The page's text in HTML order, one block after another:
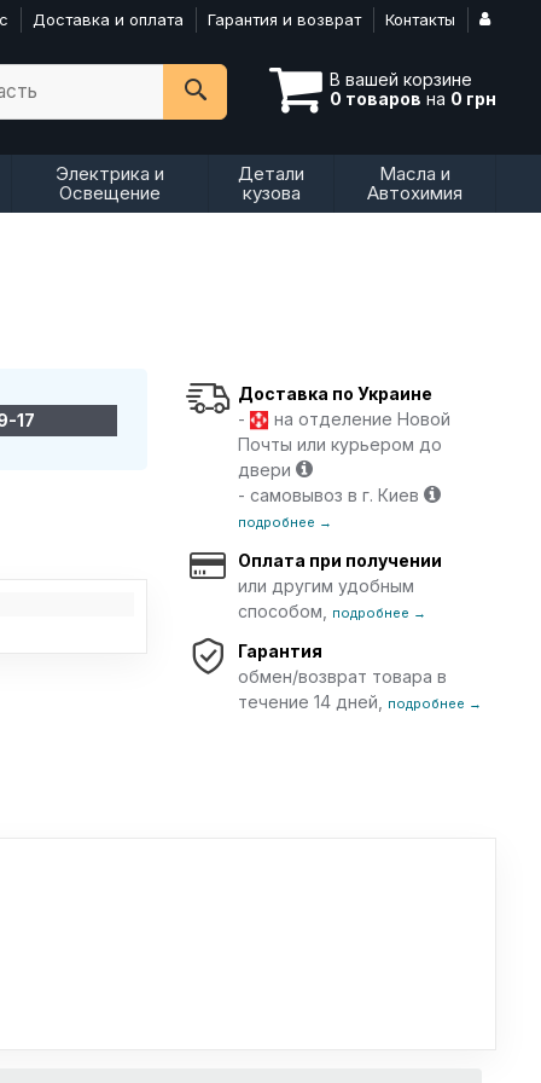
Доставка и оплата Гарантия и возврат Контакты
В вашей корзине
0 товаров на 0 грн
Электрика и
Освещение
Детали
кузова
Масла и
Автохимия
17
Доставка по Украине
-
на отделение Новой
Почты или курьером до
двери
- самовывоз в г. Киев
подробнее →
Оплата при получении
или другим удобным
способом,
подробнее →
Гарантия
обмен/возврат товара в
течение 14 дней,
подробнее →